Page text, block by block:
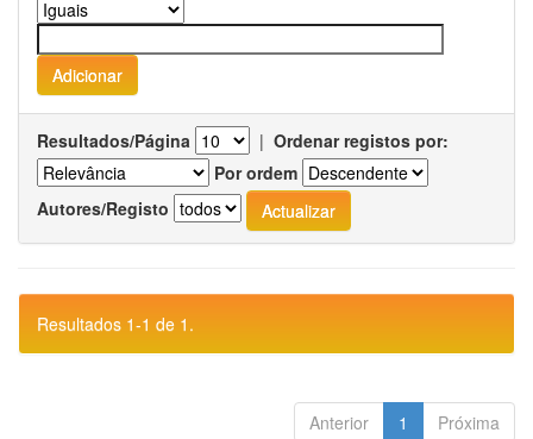
Resultados/Página | Ordenar registos por:
Por ordem
Autores/Registo
Resultados 1-1 de 1.
Anterior 1 Próxima